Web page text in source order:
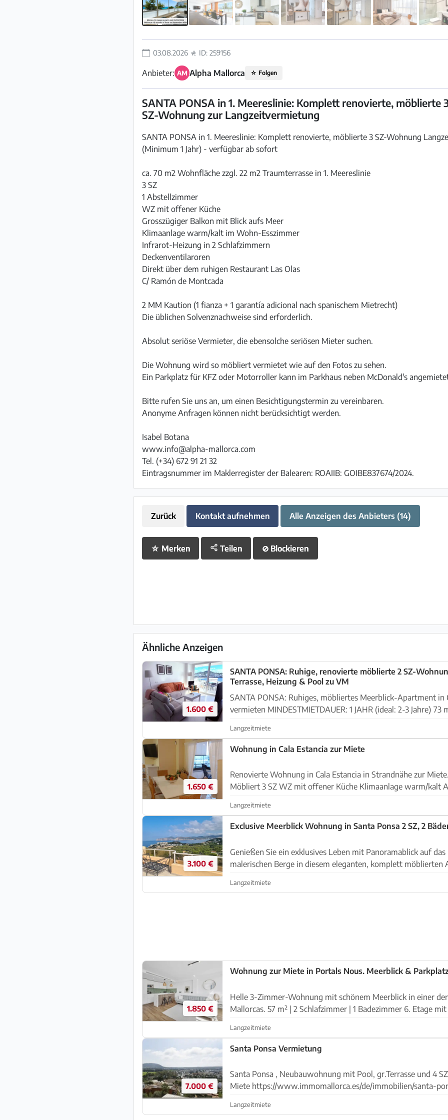
03.08.2026 ID: 259156
Anbieter: AM Alpha Mallorca ☆ Folgen
SANTA PONSA in 1. Meereslinie: Komplett renovierte, möblierte
SZ-Wohnung zur Langzeitvermietung
SANTA PONSA in 1. Meereslinie: Komplett renovierte, möblierte 3 SZ-Wohnung
(Minimum 1 Jahr) - verfügbar ab sofort
ca. 70 m2 Wohnfläche zzgl. 22 m2 Traumterrasse in 1. Meereslinie
3 SZ
1 Abstellzimmer
WZ mit offener Küche
Grosszügiger Balkon mit Blick aufs Meer
Klimaanlage warm/kalt im Wohn-Esszimmer
Infrarot-Heizung in 2 Schlafzimmern
Deckenventilaroren
Direkt über dem ruhigen Restaurant Las Olas
C/ Ramón de Montcada
2 MM Kaution (1 fianza + 1 garantía adicional nach spanischem Mietrecht)
Die üblichen Solvenznachweise sind erforderlich.
Absolut seriöse Vermieter, die ebensolche seriösen Mieter suchen.
Die Wohnung wird so möbliert vermietet wie auf den Fotos zu sehen.
Ein Parkplatz für KFZ oder Motorroller kann im Parkhaus neben McDonald's
Bitte rufen Sie uns an, um einen Besichtigungstermin zu vereinbaren.
Anonyme Anfragen können nicht berücksichtigt werden.
Isabel Botana
www.info@alpha-mallorca.com
Tel. (+34) 672 91 21 32
Eintragsnummer im Maklerregister der Balearen: ROAIIB: GOIBE837674/2024.
Zurück Kontakt aufnehmen Alle Anzeigen des Anbieters (14)
☆ Merken Teilen ⊘ Blockieren
Ähnliche Anzeigen
1.600 €
SANTA PONSA: Ruhige, renovierte möblierte 2 SZ-
Terrasse, Heizung & Pool zu VM
SANTA PONSA: Ruhiges, möbliertes Meerblick-Apartment in
vermieten MINDESTMIETDAUER: 1 JAHR (ideal: 2-3 Jahre) 73 m2 + Terrasse 10 m2 2
Langzeitmiete
1.650 €
Wohnung in Cala Estancia zur Miete
Renovierte Wohnung in Cala Estancia in Strandnähe zur Miete. 100 m2 Wohnfläche
Möbliert 3 SZ WZ mit offener Küche Klimaanlage warm/kalt Alarmsystem
Langzeitmiete
3.100 €
Exclusive Meerblick Wohnung in Santa Ponsa 2 SZ, 2
Genießen Sie ein exklusives Leben mit Panoramablick auf
malerischen Berge in diesem eleganten, komplett möblierten
Langzeitmiete
1.850 €
Wohnung zur Miete in Portals Nous. Meerblick &
Helle 3-Zimmer-Wohnung mit schönem Meerblick in einer
Mallorcas. 57 m² | 2 Schlafzimmer | 1 Badezimmer 6. Etage mit Aufzug Offene
Langzeitmiete
7.000 €
Santa Ponsa Vermietung
Santa Ponsa , Neubauwohnung mit Pool, gr.Terrasse und 4 SZ , 200m2 . 7000€
Miete https://www.immomallorca.es/de/immobilien/santa-ponsa-
Langzeitmiete